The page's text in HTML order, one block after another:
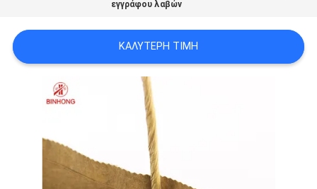
POLICY
εγγράφου λαβών
ΚΑΛΎΤΕΡΗ ΤΙΜΉ